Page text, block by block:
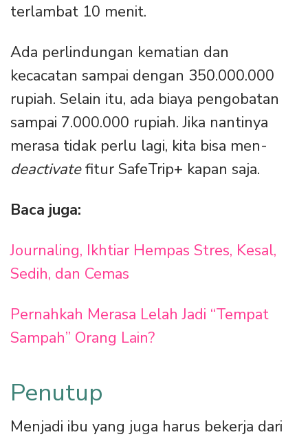
terlambat 10 menit.
Ada perlindungan kematian dan
kecacatan sampai dengan 350.000.000
rupiah. Selain itu, ada biaya pengobatan
sampai 7.000.000 rupiah. Jika nantinya
merasa tidak perlu lagi, kita bisa men-
deactivatefitur SafeTrip+ kapan saja.
Baca juga:
Journaling, Ikhtiar Hempas Stres, Kesal,
Sedih, dan Cemas
Pernahkah Merasa Lelah Jadi “Tempat
Sampah” Orang Lain?
Penutup
Menjadi ibu yang juga harus bekerja dari